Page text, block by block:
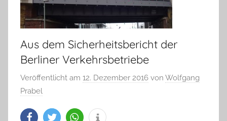
Aus dem Sicherheitsbericht der
Berliner Verkehrsbetriebe
Veröffentlicht am 12. Dezember 2016 von Wolfgang
Prabel